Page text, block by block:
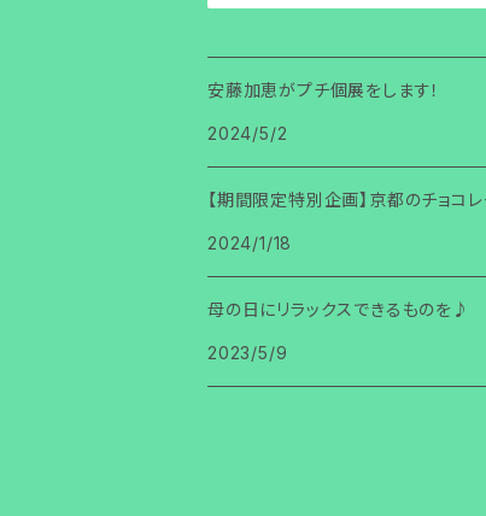
安藤加恵がプチ個展をします！
2024/5/2
【期間限定特別企画】京都のチョコ
2024/1/18
母の日にリラックスできるものを♪
2023/5/9